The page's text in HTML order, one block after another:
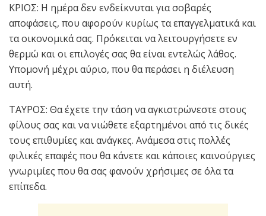
ΚΡΙΟΣ: Η ημέρα δεν ενδείκνυται για σοβαρές
αποφάσεις, που αφορούν κυρίως τα επαγγελματικά και
τα οικονομικά σας. Πρόκειται να λειτουργήσετε εν
θερμώ και οι επιλογές σας θα είναι εντελώς λάθος.
Υπομονή μέχρι αύριο, που θα περάσει η διέλευση
αυτή.
ΤΑΥΡΟΣ: Θα έχετε την τάση να αγκιστρώνεστε στους
φίλους σας και να νιώθετε εξαρτημένοι από τις δικές
τους επιθυμίες και ανάγκες. Ανάμεσα στις πολλές
φιλικές επαφές που θα κάνετε και κάποιες καινούργιες
γνωριμίες που θα σας φανούν χρήσιμες σε όλα τα
επίπεδα.